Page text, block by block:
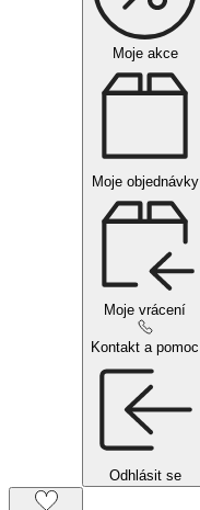
Moje akce
Moje objednávky
Moje vrácení
Kontakt a pomoc
Odhlásit se